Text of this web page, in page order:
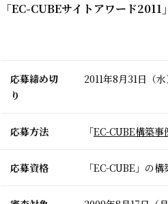
「EC-CUBEサイトアワード2011
応募締め切
り
2011年8月31日（水
応募方法 「EC-CUBE構築事
応募資格 「EC-CUBE」の